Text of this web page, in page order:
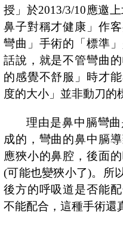
授」於2013/3/10應邀
鼻子對稱才健康」作
彎曲」手術的「標準
話說，就是不管彎曲
的感覺不舒服」時才
度的大小」並非動刀的
理由是鼻中膈彎
成的，彎曲的鼻中膈
應狹小的鼻腔，後面
(可能也變狹小了)。所
後方的呼吸道是否能
不能配合，這種手術還